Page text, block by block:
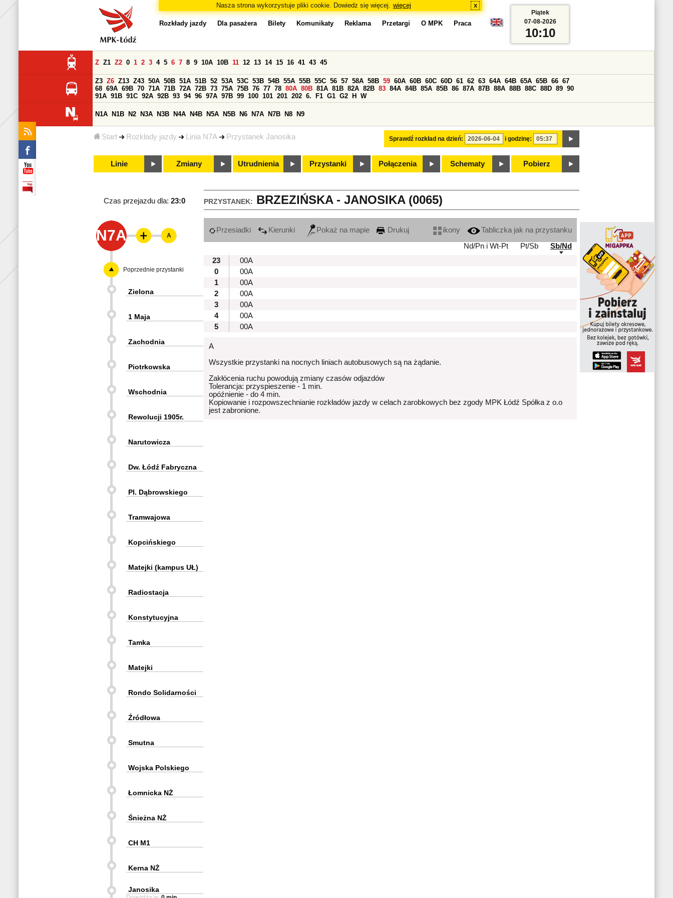
Nasza strona wykorzystuje pliki cookie. Dowiedz się więcej. więcej x
Start Rozkłady jazdy Linia N7A Przystanek Janosika
Rozkłady jazdy Dla pasażera Bilety Komunikaty Reklama Przetargi O MPK Praca
Sprawdź rozkład na dzień: i godzinę:
Z Z1 Z2 0 1 2 3 4 5 6 7 8 9 10A 10B 11 12 13 14 15 16 41 43 45
Z3 Z6 Z13 Z43 50A 50B 51A 51B 52 53A 53C 53B 54B 55A 55B 55C 56 57 58A 58B 59 60A 60B 60C 60D 61 62 63 64A 64B 65A 65B 66 67
68 69A 69B 70 71A 71B 72A 72B 73 75A 75B 76 77 78 80A 80B 81A 81B 82A 82B 83 84A 84B 85A 85B 86 87A 87B 88A 88B 88C 88D 89 90
91A 91B 91C 92A 92B 93 94 96 97A 97B 99 100 101 201 202 6. F1 G1 G2 H W
N1A N1B N2 N3A N3B N4A N4B N5A N5B N6 N7A N7B N8 N9
Linie Zmiany Utrudnienia Przystanki Połączenia Schematy Pobierz
Piątek
07-08-2026
10:10
PRZYSTANEK: BRZEZIŃSKA - JANOSIKA (0065)
Czas przejazdu dla: 23:0
N7A Przesiadki Kierunki Pokaż na mapie Drukuj ikony
Tabliczka jak na przystanku
Nd/Pn i Wt-Pt
Pt/Sb
Sb/Nd
23
00A
0
00A
1
00A
2
00A
3
00A
4
00A
5
00A
A
Wszystkie przystanki na nocnych liniach autobusowych są na żądanie.
Zakłócenia ruchu powodują zmiany czasów odjazdów
Tolerancja: przyspieszenie - 1 min.
opóźnienie - do 4 min.
Kopiowanie i rozpowszechnianie rozkładów jazdy w celach zarobkowych bez zgody MPK Łódź Spółka z o.o
jest zabronione.
A
Poprzednie przystanki
Zielona
1 Maja
Zachodnia
Piotrkowska
Wschodnia
Rewolucji 1905r.
Narutowicza
Dw. Łódź Fabryczna
Pl. Dąbrowskiego
Tramwajowa
Kopcińskiego
Matejki (kampus UŁ)
Radiostacja
Konstytucyjna
Tamka
Matejki
Rondo Solidarności
Źródłowa
Smutna
Wojska Polskiego
Łomnicka NŻ
Śnieżna NŻ
CH M1
Kerna NŻ
Janosika